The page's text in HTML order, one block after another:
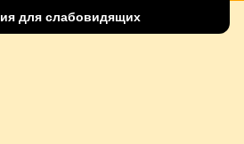
для слабовидящих